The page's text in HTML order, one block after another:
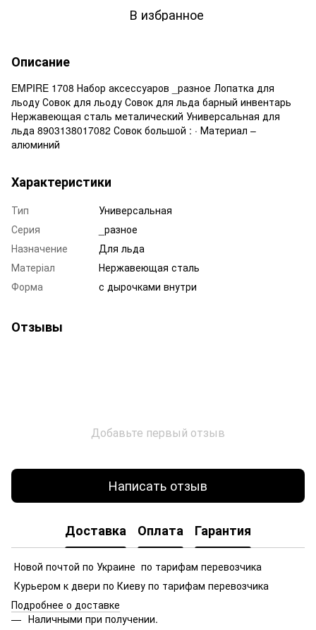
В избранное
Описание
EMPIRE 1708 Набор аксессуаров _разное Лопатка для
льоду Совок для льоду Совок для льда барный инвентарь
Нержавеющая сталь металический Универсальная для
льда 8903138017082 Совок большой : · Материал –
алюминий
Характеристики
Тип
Универсальная
Серия
_разное
Назначение
Для льда
Матеріал
Нержавеющая сталь
Форма
с дырочками внутри
Отзывы
Добавьте первый отзыв
Написать отзыв
Доставка Оплата Гарантия
Новой почтой по Украине по тарифам перевозчика
Курьером к двери по Киеву по тарифам перевозчика
Подробнее о доставке
Наличными при получении.